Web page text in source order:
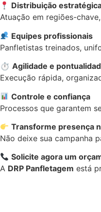
Distribuição
Atuação em regiões-
Equipes profissionais
Panfletistas treinados,
⏱ Agilidade e
Execução rápida,
Controle e confiança
Processos que garantem
Transforme presença
Não deixe sua campanha
Solicite agora um
A DRP Panfletagem está